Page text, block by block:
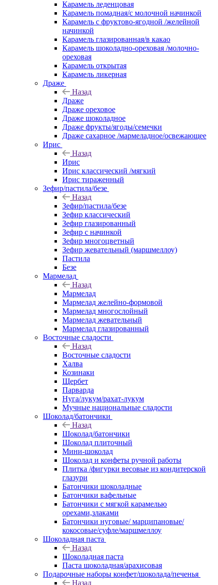
Карамель леденцовая
Карамель помадная/с молочной начинкой
Карамель с фруктово-ягодной /желейной
начинкой
Карамель глазированная/в какао
Карамель шоколадно-ореховая /молочно-
ореховая
Карамель открытая
Карамель ликерная
Драже
Назад
Драже
Драже ореховое
Драже шоколадное
Драже фрукты/ягоды/семечки
Драже сахарное /мармеладное/освежающее
Ирис
Назад
Ирис
Ирис классический /мягкий
Ирис тираженный
Зефир/пастила/безе
Назад
Зефир/пастила/безе
Зефир классический
Зефир глазированный
Зефир с начинкой
Зефир многоцветный
Зефир жевательный (маршмеллоу)
Пастила
Безе
Мармелад
Назад
Мармелад
Мармелад желейно-формовой
Мармелад многослойный
Мармелад жевательный
Мармелад глазированный
Восточные сладости
Назад
Восточные сладости
Халва
Козинаки
Щербет
Парварда
Нуга/лукум/рахат-лукум
Мучные национальные сладости
Шоколад/батончики
Назад
Шоколад/батончики
Шоколад плиточный
Мини-шоколад
Шоколад и конфеты ручной работы
Плитка /фигурки весовые из кондитерской
глазури
Батончики шоколадные
Батончики вафельные
Батончики с мягкой карамелью
орехами,злаками
Батончики нуговые/ марципановые/
кокосовые/суфле/маршмеллоу
Шоколадная паста
Назад
Шоколадная паста
Паста шоколадная/арахисовая
Подарочные наборы конфет/шоколада/печенья
Назад